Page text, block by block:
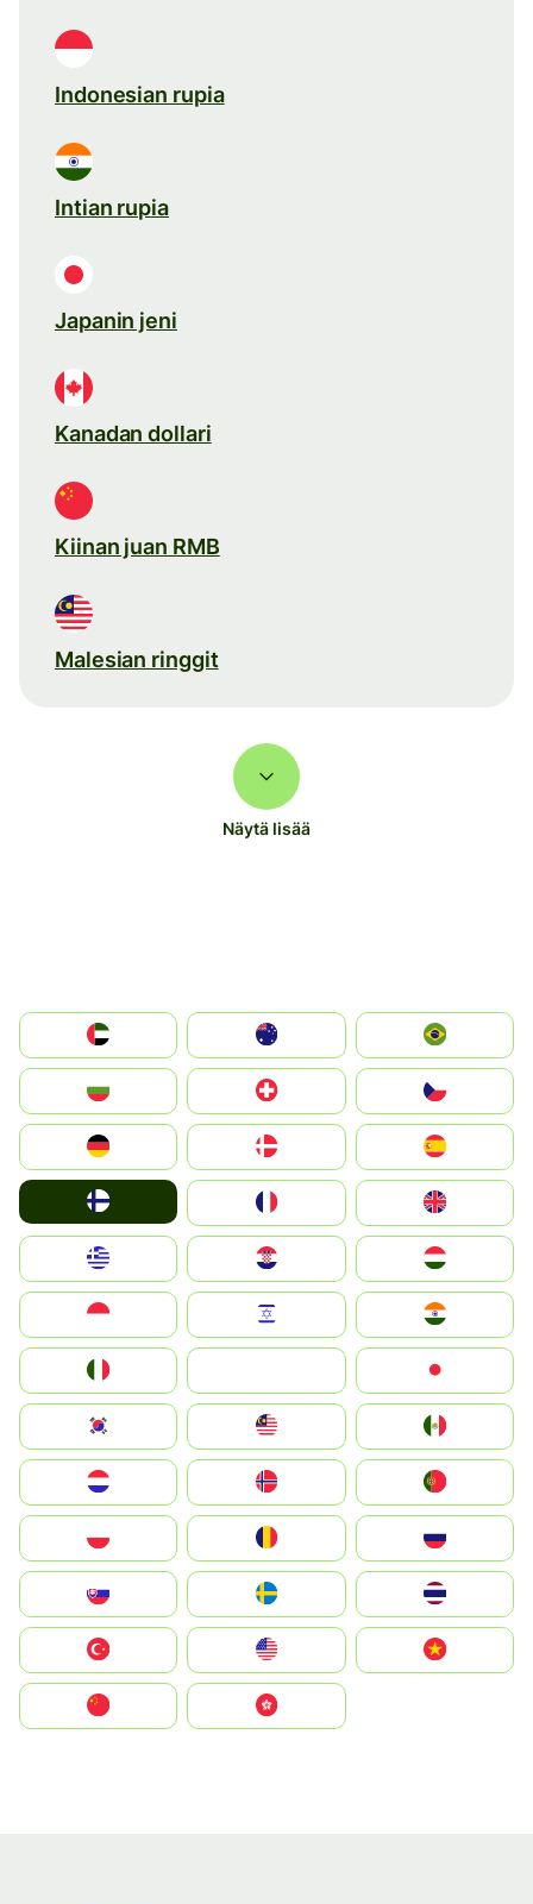
Indonesian rupia
Intian rupia
Japanin jeni
Kanadan dollari
Kiinan juan RMB
Malesian ringgit
Näytä lisää
الإمارات العربية المتحدة
Switzerland
Deutschland
United Kingdom
Magyarország
South Korea
United States
中國香港特別行政區